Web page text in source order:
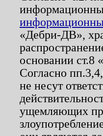
«Дебри-ДВ»,
основании ст.8
Согласно
не несут
ущемляющих